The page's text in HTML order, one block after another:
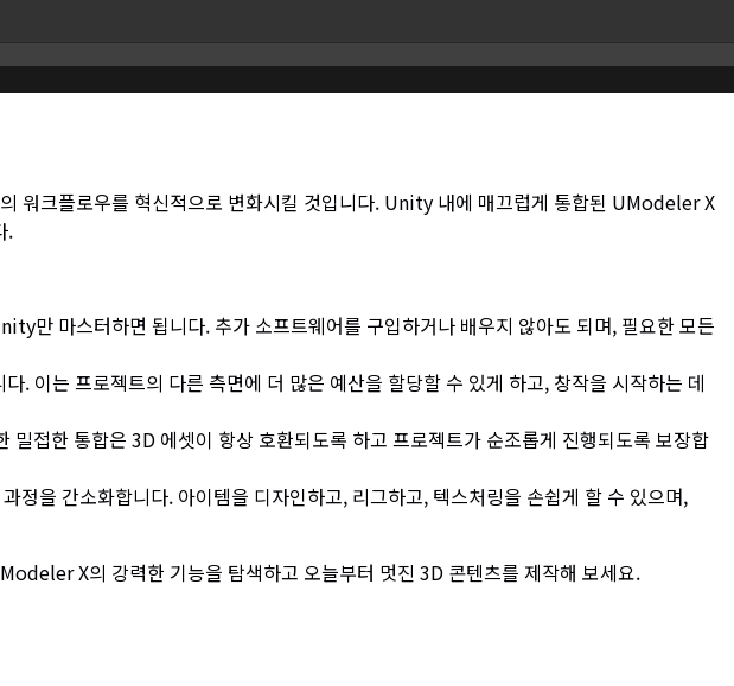
워크플로우를 혁신적으로 변화시킬 것입니다. Unity 내에 매끄럽게 통합된 UModeler X
.
만 마스터하면 됩니다. 추가 소프트웨어를 구입하거나 배우지 않아도 되며, 필요한 모든
이는 프로젝트의 다른 측면에 더 많은 예산을 할당할 수 있게 하고, 창작을 시작하는 데
접한 통합은 3D 에셋이 항상 호환되도록 하고 프로젝트가 순조롭게 진행되도록 보장합
을 간소화합니다. 아이템을 디자인하고, 리그하고, 텍스처링을 손쉽게 할 수 있으며,
X의 강력한 기능을 탐색하고 오늘부터 멋진 3D 콘텐츠를 제작해 보세요.